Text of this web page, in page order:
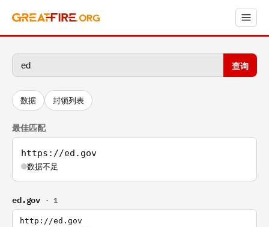
查询
数据 封锁列表
最佳匹配
https://ed.gov
数据不足
ed.gov · 1
http://ed.gov